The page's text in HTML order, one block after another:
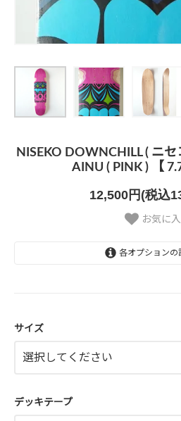
NISEKO DOWNCHILL ( ニ
AINU ( PINK ) 【
12,500円(税込
お気に
各オプションの
サイズ
デッキテープ